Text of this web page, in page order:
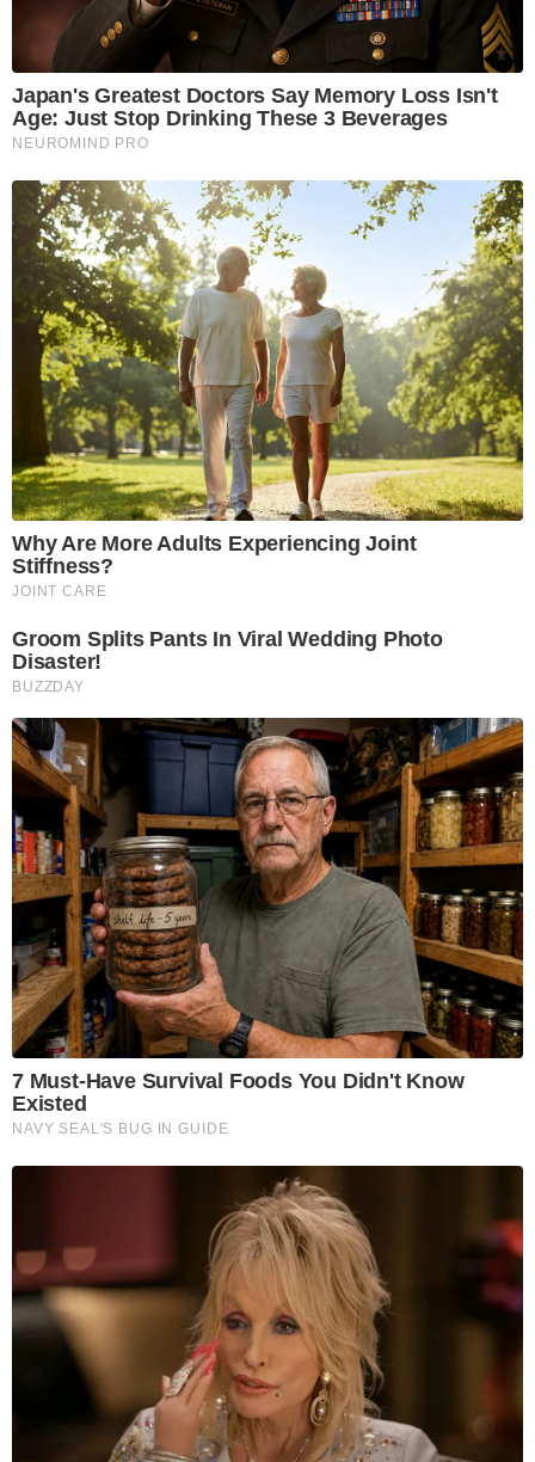
Japan's Greatest Doctors Say Memory Loss Isn't
Age: Just Stop Drinking These 3 Beverages
NEUROMIND PRO
Why Are More Adults Experiencing Joint
Stiffness?
JOINT CARE
Groom Splits Pants In Viral Wedding Photo
Disaster!
BUZZDAY
7 Must-Have Survival Foods You Didn't Know
Existed
NAVY SEAL'S BUG IN GUIDE